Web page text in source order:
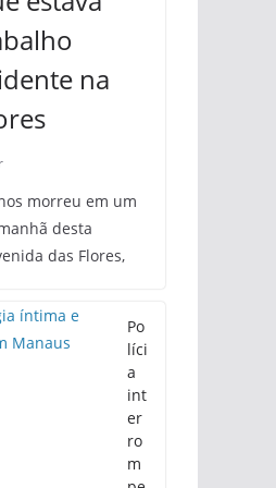
na
morreu em um
desta
das Flores,
Po
líci
a
int
er
ro
m